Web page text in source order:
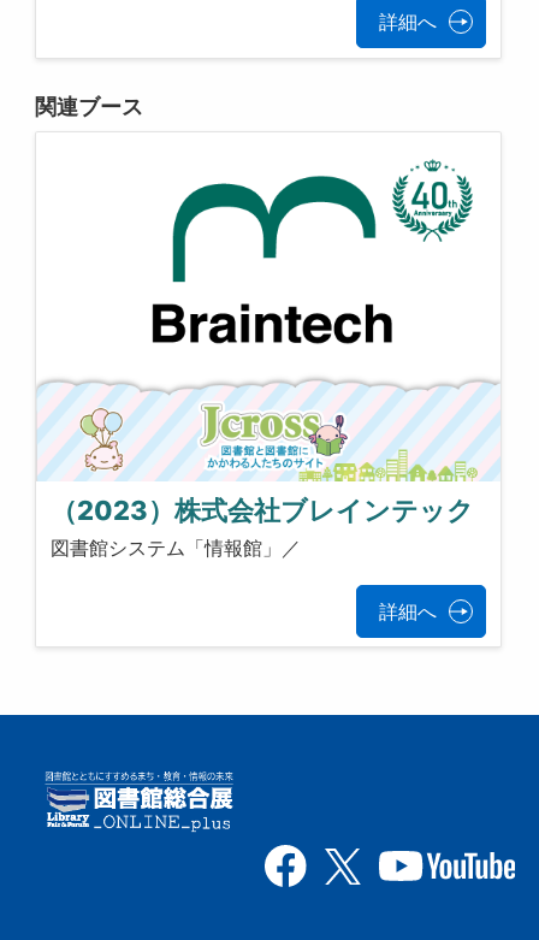
詳細へ
関連ブース
（2023）株式会社ブレインテック
図書館システム「情報館」／
詳細へ